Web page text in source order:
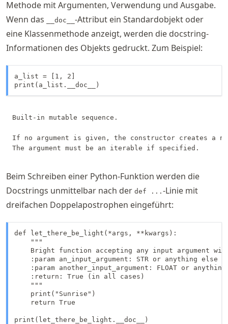
Methode mit Argumenten, Verwendung und Ausgabe.
Wenn das
__doc__ -Attribut ein Standardobjekt oder
eine Klassenmethode anzeigt, werden die docstring-
Informationen des Objekts gedruckt. Zum Beispiel:
a_list = [1, 2]
print(a_list.__doc__)
Built-in mutable sequence.
If no argument is given, the constructor creates a
Beim Schreiben einer Python-Funktion werden die
Docstrings unmittelbar nach der def ... -Linie mit
dreifachen Doppelapostrophen eingeführt:
def let_there_be_light(*args, **kwargs):
    """
Bright function accepting any input argument
    :param an_input_argument: STR or anything else
:param another_input_argument: FLOAT or anything
    :return: True (in all cases)
    """
    print("Sunrise")
    return True
print(let_there_be_light.__doc__)